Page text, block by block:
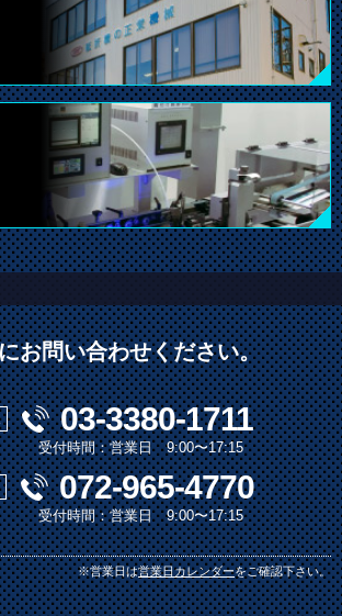
お問い合わせください。
TEL.
03-3380-1711
受付時間：営業日 9:00〜17:15
TEL.
072-965-4770
受付時間：営業日 9:00〜17:15
※営業日は営業日カレンダーをご確認下さい。